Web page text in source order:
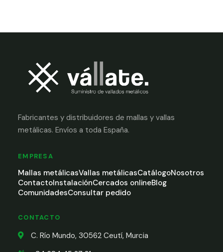
Fabricantes y distribuidores de mallas y vallas
metálicas. Envíos a toda España.
EMPRESA
Mallas metálicasVallas metálicasCatálogoNosotros
ContactoInstalaciónCercados onlineBlog
ComunidadesConsultar pedido
CONTACTO
C. Río Mundo, 30562 Ceutí, Murcia